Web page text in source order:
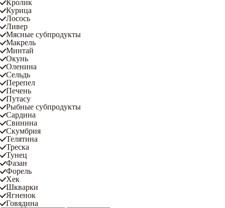
Кролик
Курица
Лосось
Ливер
Мясные субпродукты
Макрель
Минтай
Окунь
Оленина
Сельдь
Перепел
Печень
Путасу
Рыбные субпродукты
Сардина
Свинина
Скумбрия
Телятина
Треска
Тунец
Фазан
Форель
Хек
Шкварки
Ягненок
Говядина